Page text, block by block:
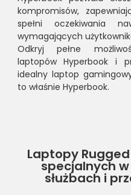
kompromisów,
spełni oczekiwania
wymagających
Odkryj pełne
laptopów Hyperbook i
idealny laptop
to właśnie Hyperbook.
Laptopy
specjalnych
służbach i